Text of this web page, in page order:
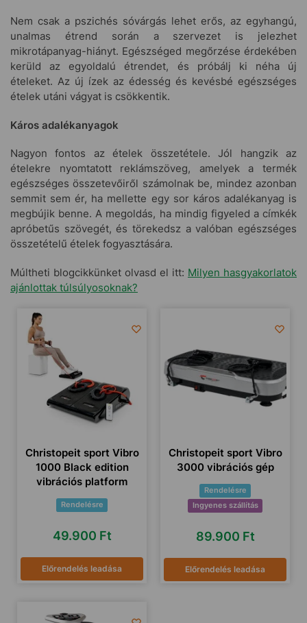
Nem csak a pszichés sóvárgás lehet erős, az egyhangú,
unalmas étrend során a szervezet is jelezhet
mikrotápanyag-hiányt. Egészséged megőrzése érdekében
kerüld az egyoldalú étrendet, és próbálj ki néha új
ételeket. Az új ízek az édesség és kevésbé egészséges
ételek utáni vágyat is csökkentik.
Káros adalékanyagok
Nagyon fontos az ételek összetétele. Jól hangzik az
ételekre nyomtatott reklámszöveg, amelyek a termék
egészséges összetevőiről számolnak be, mindez azonban
semmit sem ér, ha mellette egy sor káros adalékanyag is
megbújik benne. A megoldás, ha mindig figyeled a címkék
apróbetűs szövegét, és törekedsz a valóban egészséges
összetételű ételek fogyasztására.
Múltheti blogcikkünket olvasd el itt: Milyen hasgyakorlatok
ajánlottak túlsúlyosoknak?
Christopeit sport Vibro
1000 Black edition
vibrációs platform
Rendelésre
49.900 Ft
Előrendelés leadása
Christopeit sport Vibro
3000 vibrációs gép
Rendelésre
Ingyenes szállítás
89.900 Ft
Előrendelés leadása